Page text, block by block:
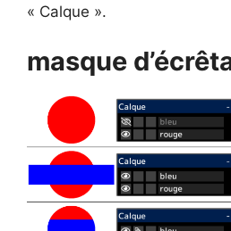
« Calque ».
masque